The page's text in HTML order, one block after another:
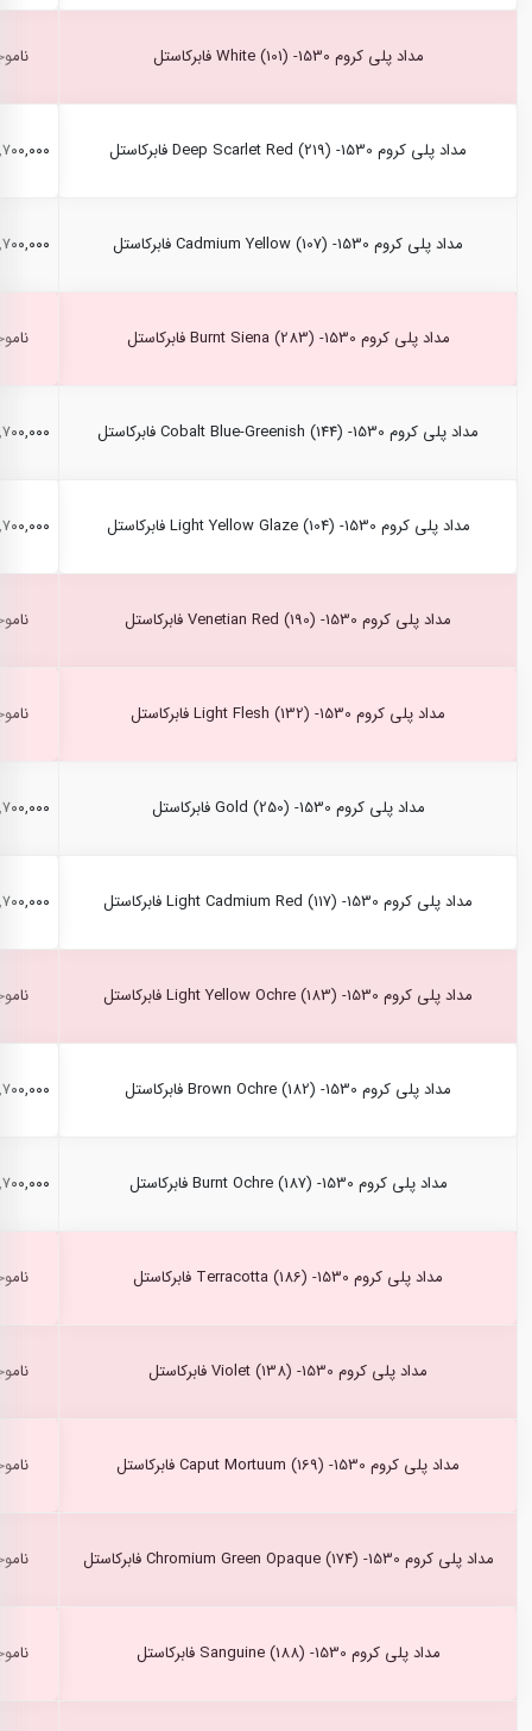
مداد پلی کروم White (101) -1530 فابرکاستل
مداد پلی کروم Deep Scarlet Red (219) -1530 فابرکاستل ۲,۷۰۰,۰۰۰
مداد پلی کروم Cadmium Yellow (107) -1530 فابرکاستل ۲,۷۰۰,۰۰۰
مداد پلی کروم Burnt Siena (283) -1530 فابرکاستل
مداد پلی کروم Cobalt Blue-Greenish (144) -1530 فابرکاستل ۲,۷۰۰,۰۰۰
مداد پلی کروم Light Yellow Glaze (104) -1530 فابرکاستل ۲,۷۰۰,۰۰۰
مداد پلی کروم Venetian Red (190) -1530 فابرکاستل
مداد پلی کروم Light Flesh (132) -1530 فابرکاستل
مداد پلی کروم Gold (250) -1530 فابرکاستل ۲,۷۰۰,۰۰۰
مداد پلی کروم Light Cadmium Red (117) -1530 فابرکاستل ۲,۷۰۰,۰۰۰
مداد پلی کروم Light Yellow Ochre (183) -1530 فابرکاستل
مداد پلی کروم Brown Ochre (182) -1530 فابرکاستل ۲,۷۰۰,۰۰۰
مداد پلی کروم Burnt Ochre (187) -1530 فابرکاستل ۲,۷۰۰,۰۰۰
مداد پلی کروم Terracotta (186) -1530 فابرکاستل
مداد پلی کروم Violet (138) -1530 فابرکاستل
مداد پلی کروم Caput Mortuum (169) -1530 فابرکاستل
مداد پلی کروم Chromium Green Opaque (174) -1530 فابرکاستل
مداد پلی کروم Sanguine (188) -1530 فابرکاستل